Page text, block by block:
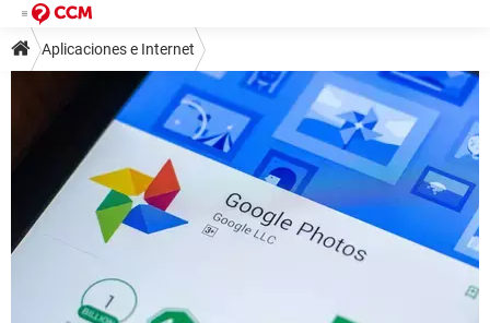
Aplicaciones e Internet